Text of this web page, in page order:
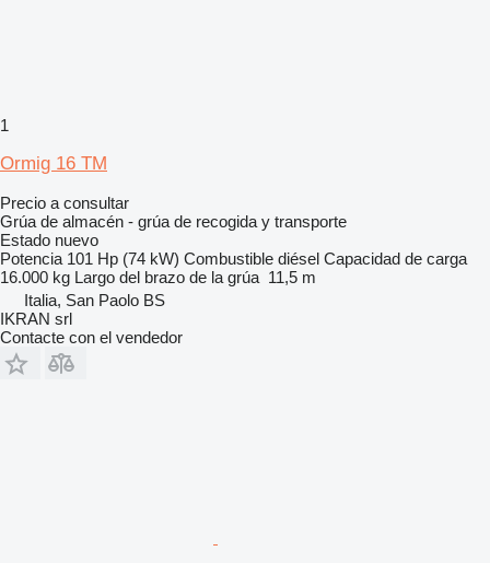
1
Ormig 16 TM
Precio a consultar
Grúa de almacén - grúa de recogida y transporte
Estado nuevo
Potencia 101 Hp (74 kW) Combustible diésel Capacidad de carga
16.000 kg Largo del brazo de la grúa 11,5 m
Italia, San Paolo BS
IKRAN srl
Contacte con el vendedor